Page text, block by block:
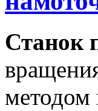
Станок
методом